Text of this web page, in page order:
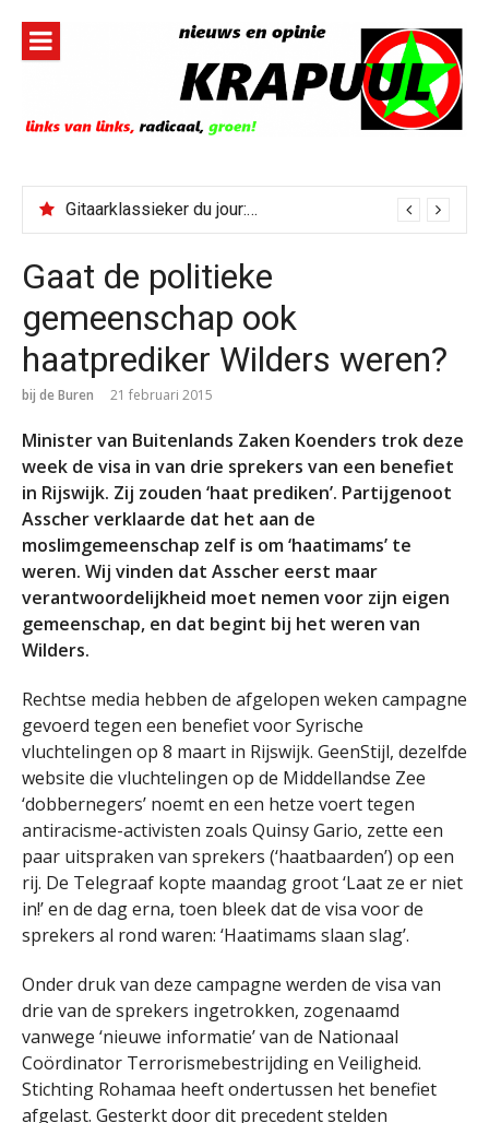
inhoud
Gitaarklassieker du jour: Paris, Texas/Cold Was The Night, Hard Was The Ground
Gaat de politieke
gemeenschap ook
haatprediker Wilders weren?
bij de Buren 21 februari 2015
Minister van Buitenlands Zaken Koenders trok deze
week de visa in van drie sprekers van een benefiet
in Rijswijk. Zij zouden ‘haat prediken’. Partijgenoot
Asscher verklaarde dat het aan de
moslimgemeenschap zelf is om ‘haatimams’ te
weren. Wij vinden dat Asscher eerst maar
verantwoordelijkheid moet nemen voor zijn eigen
gemeenschap, en dat begint bij het weren van
Wilders.
Rechtse media hebben de afgelopen weken campagne
gevoerd tegen een benefiet voor Syrische
vluchtelingen op 8 maart in Rijswijk. GeenStijl, dezelfde
website die vluchtelingen op de Middellandse Zee
‘dobbernegers’ noemt en een hetze voert tegen
antiracisme-activisten zoals Quinsy Gario, zette een
paar uitspraken van sprekers (‘haatbaarden’) op een
rij. De Telegraaf kopte maandag groot ‘Laat ze er niet
in!’ en de dag erna, toen bleek dat de visa voor de
sprekers al rond waren: ‘Haatimams slaan slag’.
Onder druk van deze campagne werden de visa van
drie van de sprekers ingetrokken, zogenaamd
vanwege ‘nieuwe informatie’ van de Nationaal
Coördinator Terrorismebestrijding en Veiligheid.
Stichting Rohamaa heeft ondertussen het benefiet
afgelast. Gesterkt door dit precedent stelden